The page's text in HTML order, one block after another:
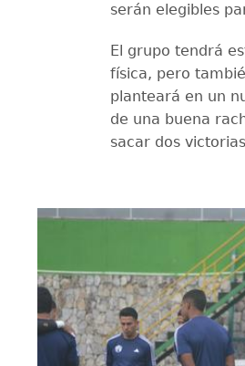
serán elegibles
El grupo tendrá
física, pero
planteará en un
de una buena
sacar dos